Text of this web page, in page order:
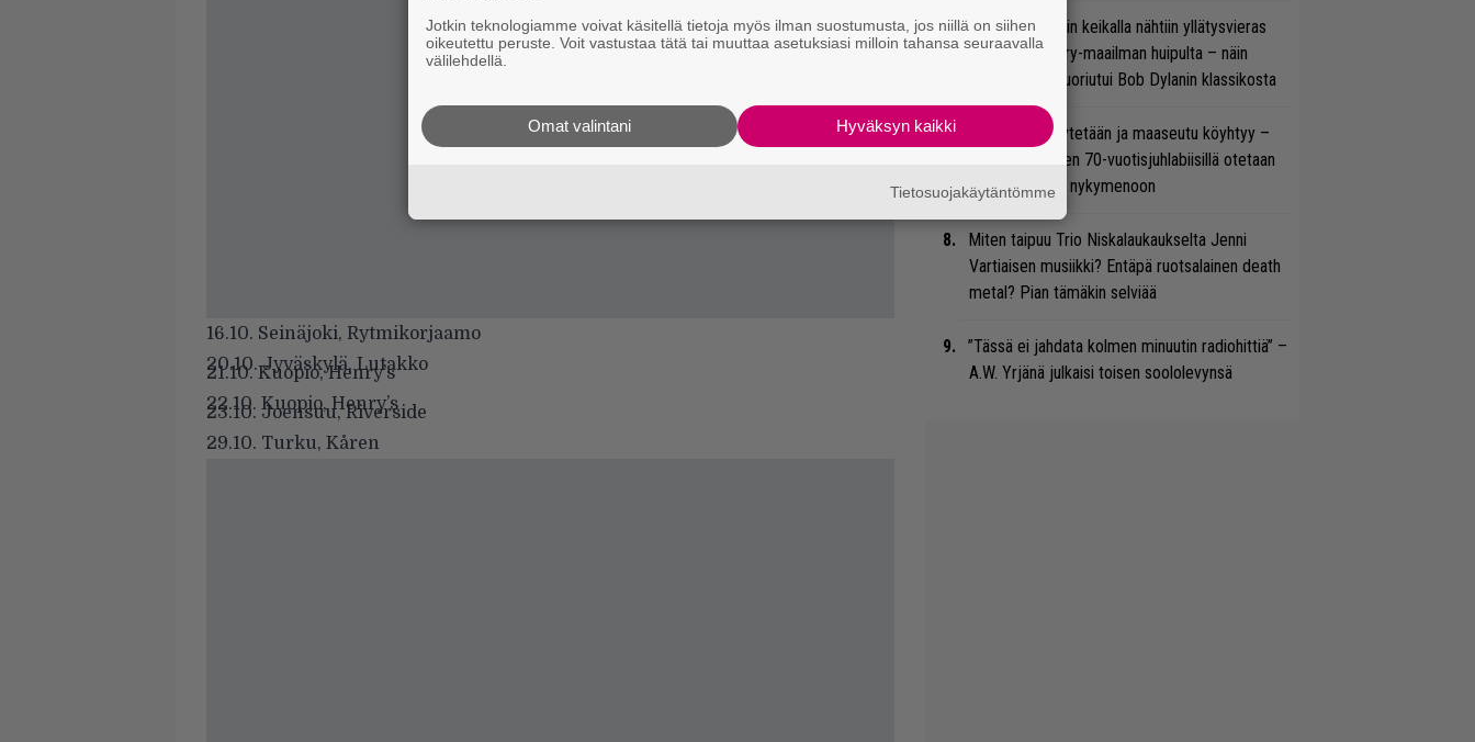
16.10. Seinäjoki, Rytmikorjaamo
20.10. Jyväskylä, Lutakko
21.10. Kuopio, Henry’s
22.10. Kuopio, Henry’s
23.10. Joensuu, Riverside
29.10. Turku, Kåren
Guns N’ Rosesin keikalla nähtiin yllätysvieras
suoraan country-maailman huipulta – näin
kokoonpano suoriutui Bob Dylanin klassikosta
Työläisiä kyykytetään ja maaseutu köyhtyy –
Tumppi Varosen 70-vuotisjuhlabiisillä otetaan
tiukasti kantaa nykymenoon
Miten taipuu Trio Niskalaukaukselta Jenni
Vartiaisen musiikki? Entäpä ruotsalainen death
metal? Pian tämäkin selviää
”Tässä ei jahdata kolmen minuutin radiohittiä” –
A.W. Yrjänä julkaisi toisen soololevynsä
Jotkin teknologiamme voivat käsitellä tietoja myös ilman suostumusta, jos niillä on siihen
oikeutettu peruste. Voit vastustaa tätä tai muuttaa asetuksiasi milloin tahansa seuraavalla
välilehdellä.
Hyväksyn kaikki
Omat valintani
Tietosuojakäytäntömme